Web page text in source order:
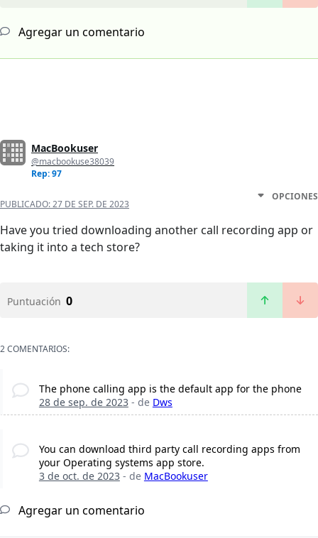
Agregar un comentario
MacBookuser
@macbookuse38039
Rep: 97
PUBLICADO:27 DE SEP. DE 2023
OPCIONES
Have you tried downloading another call recording app or
taking it into a tech store?
Puntuación 0
2 COMENTARIOS:
The phone calling app is the default app for the phone
28 de sep. de 2023- de Dws
You can download third party call recording apps from
your Operating systems app store.
3 de oct. de 2023- de MacBookuser
Agregar un comentario